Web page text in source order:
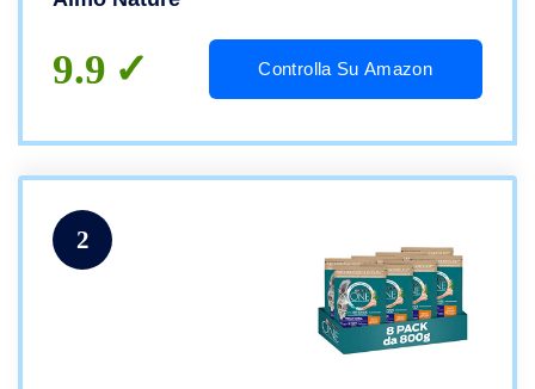
9.9 Controlla Su Amazon
2